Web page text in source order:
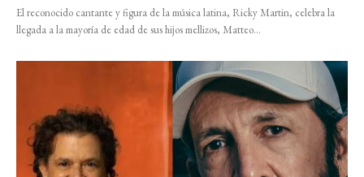
El reconocido cantante y figura de la música latina, Ricky Martin, celebra la
llegada a la mayoría de edad de sus hijos mellizos, Matteo...